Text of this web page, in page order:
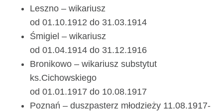
Leszno – wikariusz
od 01.10.1912 do 31.03.1914
Śmigiel – wikariusz
od 01.04.1914 do 31.12.1916
Bronikowo – wikariusz substytut
ks.Cichowskiego
od 01.01.1917 do 10.08.1917
Poznań – duszpasterz młodzieży 11.08.1917-